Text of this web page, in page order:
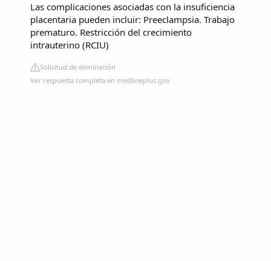
Las complicaciones asociadas con la insuficiencia
placentaria pueden incluir: Preeclampsia. Trabajo
prematuro. Restricción del crecimiento
intrauterino (RCIU)
Solicitud de eliminación
Ver respuesta completa en medlineplus.gov